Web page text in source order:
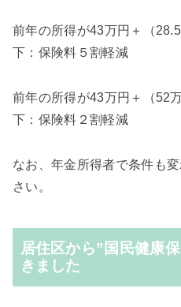
前年の所得が43万円＋（
下：保険料５割軽減
前年の所得が43万円＋（52
下：保険料２割軽減
なお、年金所得者で条件も
さい。
居住区から”国民健康
きました